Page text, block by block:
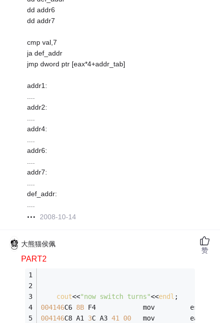
dd addr6
dd addr7
cmp val,7
ja def_addr
jmp dword ptr [eax*4+addr_tab]
addr1:
....
addr2:
....
addr4:
....
addr6:
....
addr7:
....
def_addr:
....
2008-10-14
大熊猫侯佩
PART2
cout<<"now switch turns"<<endl ;
004146C6 8B F4            mov
004146C8 A1 3C A3 41 00
mov
赞